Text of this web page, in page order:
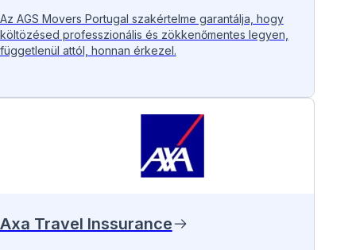
Az AGS Movers Portugal szakértelme garantálja, hogy
költözésed professzionális és zökkenőmentes legyen,
függetlenül attól, honnan érkezel.
Axa Travel Inssurance